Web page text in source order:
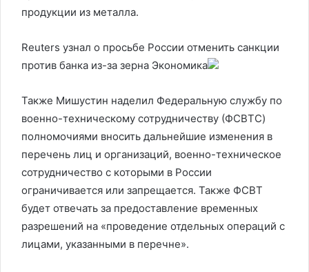
продукции из металла.
Reuters узнал о просьбе России отменить санкции
против банка из-за зерна Экономика
Также Мишустин наделил Федеральную службу по
военно-техническому сотрудничеству (ФСВТC)
полномочиями вносить дальнейшие изменения в
перечень лиц и организаций, военно-техническое
сотрудничество с которыми в России
ограничивается или запрещается. Также ФСВТ
будет отвечать за предоставление временных
разрешений на «проведение отдельных операций с
лицами, указанными в перечне».